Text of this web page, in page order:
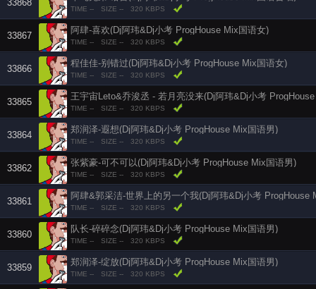
33868
TIME -- SIZE -- 320 KBPS
33867
阿肆-喜欢(Dj阿玮&Dj小考 ProgHouse Mix国语女)
TIME -- SIZE -- 320 KBPS
33866
程佳佳-别错过(Dj阿玮&Dj小考 ProgHouse Mix国语女)
TIME -- SIZE -- 320 KBPS
33865
王宇宙Leto&乔浚丞 - 若月亮没来(Dj阿玮&Dj小考
TIME -- SIZE -- 320 KBPS
33864
郑润泽-遐想(Dj阿玮&Dj小考 ProgHouse Mix国语男)
TIME -- SIZE -- 320 KBPS
33862
张紫豪-可不可以(Dj阿玮&Dj小考 ProgHouse Mix国语男)
TIME -- SIZE -- 320 KBPS
33861
阿肆&郭采洁-世界上的另一个我(Dj阿玮&Dj小考 ProgHouse
TIME -- SIZE -- 320 KBPS
33860
队长-碎碎念(Dj阿玮&Dj小考 ProgHouse Mix国语男)
TIME -- SIZE -- 320 KBPS
33859
郑润泽-绽放(Dj阿玮&Dj小考 ProgHouse Mix国语男)
TIME -- SIZE -- 320 KBPS